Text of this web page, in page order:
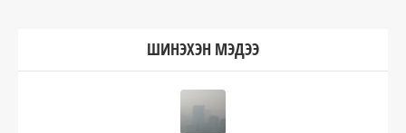
ШИНЭХЭН МЭДЭЭ